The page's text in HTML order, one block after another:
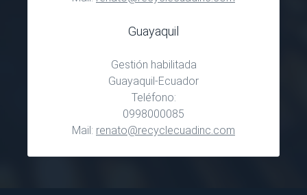
Guayaquil
Gestión habilitada
Guayaquil-Ecuador
Teléfono:
0998000085
Mail: renato@recyclecuadinc.com